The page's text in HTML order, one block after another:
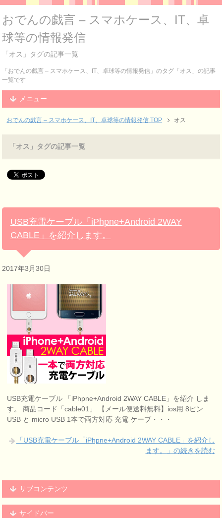
おでんの戯言 – スマホケース、IT、卓
球等の情報発信
「オス」タグの記事一覧
「おでんの戯言 – スマホケース、IT、卓球等の情報発信」のタグ「オス」の記事
一覧です
メニュー
おでんの戯言 – スマホケース、IT、卓球等の情報発信 TOP オス
「オス」タグの記事一覧
USB充電ケーブル「iPhpne+Android 2WAY
CABLE」を紹介します。
2017年3月30日
USB充電ケーブル 「iPhpne+Android 2WAY CABLE」を紹介 しま
す。 商品コード「cable01」 【メール便送料無料】ios用 8ピン
USB と micro USB 1本で両方対応 充電 ケーブ・・・
「USB充電ケーブル「iPhpne+Android 2WAY CABLE」を紹介し
ます。」の続きを読む
サブコンテンツ
サイドバー